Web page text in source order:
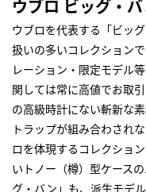
ウブロ ビッグ・
ウブロを代表する「ビッ
扱いの多いコレクション
レーション・限定モデル
関しては常に高値でお取
の高級時計にない斬新な
トラップが組み合わされ
ロを体現するコレクショ
いトノー（樽）型ケース
グ・バン」も、派生モデ